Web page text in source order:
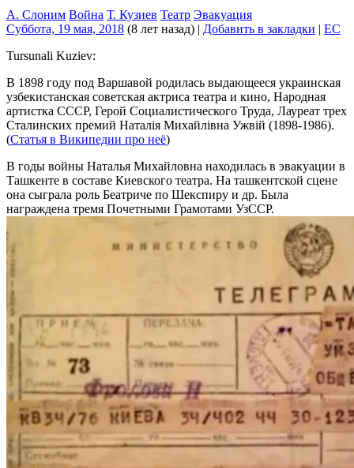
А. Слоним Война Т. Кузиев Театр Эвакуация
Суббота, 19 мая, 2018 (8 лет назад) | Добавить в закладки | EC
Tursunali Kuziev:
В 1898 году под Варшавой родилась выдающееся украинская
узбекистанская советская актриса театра и кино, Народная
артистка СССР, Герой Социалистического Труда, Лауреат трех
Сталинских премий Наталiя Михайлiвна Ужвiй (1898-1986).
(Статья в Википедии про неё)
В годы войны Наталья Михайловна находилась в эвакуации в
Ташкенте в составе Киевского театра. На ташкентской сцене
она сыграла роль Беатриче по Шекспиру и др. Была
награждена тремя Почетными Грамотами УзССР.